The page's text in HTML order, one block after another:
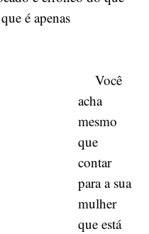
é apenas
Você
acha
mesmo
que
contar
para a sua
mulher
que está